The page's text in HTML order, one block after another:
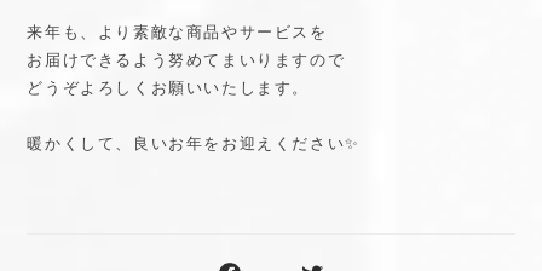
来年も、より素敵な商品やサービスを
お届けできるよう努めてまいりますので
どうぞよろしくお願いいたします。
暖かくして、良いお年をお迎えください✨